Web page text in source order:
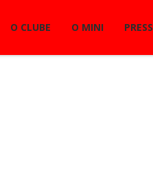
O CLUBE O MINI PRESS